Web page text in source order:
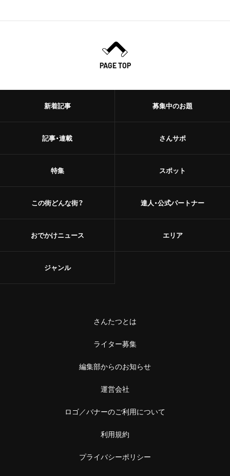
PAGE TOP
新着記事
記事・連載
特集
この街どんな街？
おでかけニュース
募集中のお題
さんサポ
スポット
達人・公式パートナー
エリア
ジャンル
さんたつとは
ライター募集
編集部からのお知らせ
運営会社
ロゴ／バナーのご利用について
利用規約
プライバシーポリシー